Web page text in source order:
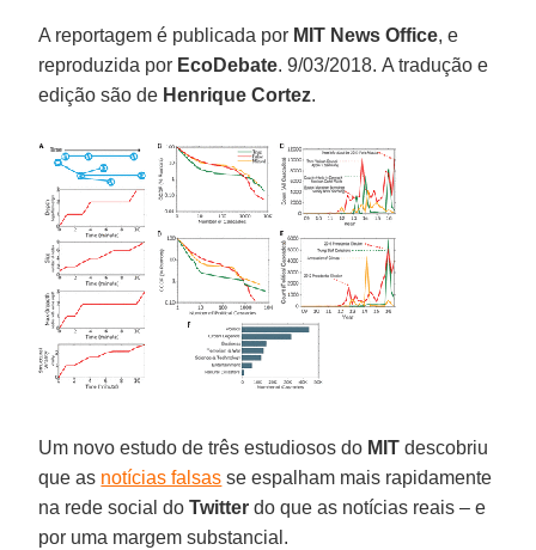
A reportagem é publicada por MIT News Office, e
reproduzida por EcoDebate. 9/03/2018. A tradução e
edição são de Henrique Cortez.
Um novo estudo de três estudiosos do MIT descobriu
que as notícias falsas se espalham mais rapidamente
na rede social doTwitter do que as notícias reais – e
por uma margem substancial.